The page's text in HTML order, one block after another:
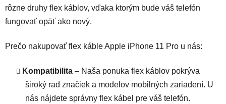
rôzne druhy flex káblov, vďaka ktorým bude váš telefón
fungovať opäť ako nový.
Prečo nakupovať flex káble Apple iPhone 11 Pro u nás:
Kompatibilita – Naša ponuka flex káblov pokrýva
široký rad značiek a modelov mobilných zariadení. U
nás nájdete správny flex kábel pre váš telefón.